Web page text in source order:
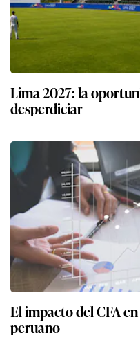
Lima 2027: la
desperdiciar
El impacto del CFA
peruano